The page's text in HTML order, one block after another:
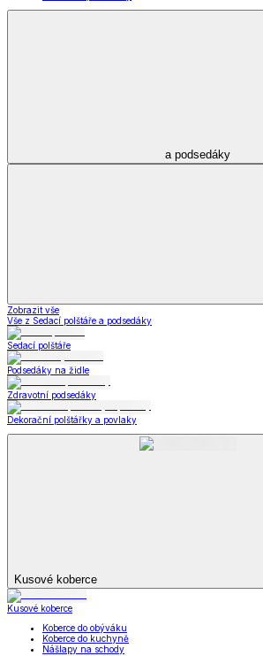
a podsedáky
Zobrazit vše
Vše z Sedací polštáře a podsedáky
Sedací polštáře
Podsedáky na židle
Zdravotní podsedáky
Dekorační polštářky a povlaky
Kusové koberce
Kusové koberce
Koberce do obýváku
Koberce do kuchyně
Nášlapy na schody